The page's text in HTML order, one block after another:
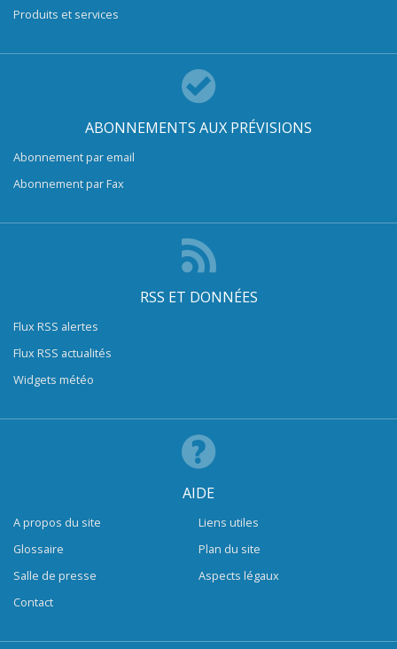
Produits et services
ABONNEMENTS AUX PRÉVISIONS
Abonnement par email
Abonnement par Fax
RSS ET DONNÉES
Flux RSS alertes
Flux RSS actualités
Widgets météo
AIDE
A propos du site
Glossaire
Salle de presse
Contact
Liens utiles
Plan du site
Aspects légaux